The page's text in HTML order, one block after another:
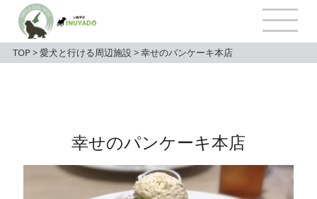
TOP>愛犬と行ける周辺施設>幸せのパンケーキ本店
幸せのパンケーキ本店